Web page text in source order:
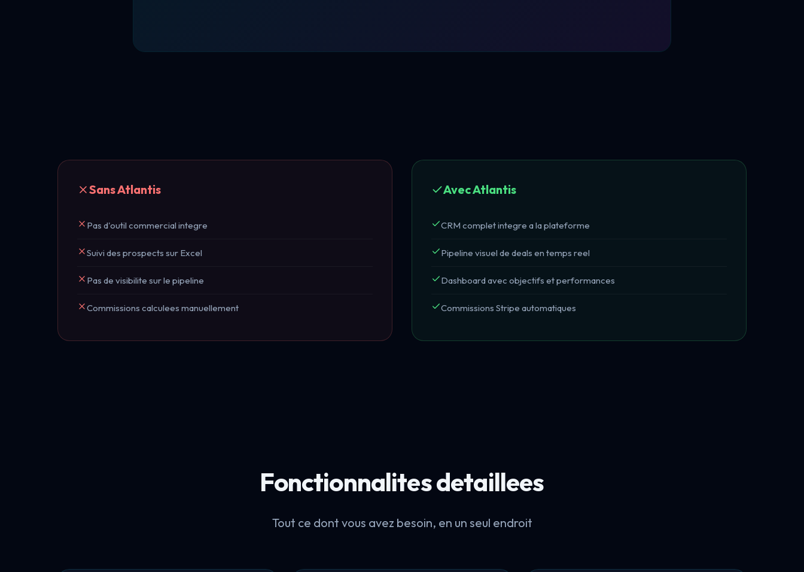
Sans Atlantis
Pas d'outil commercial integre
Suivi des prospects sur Excel
Pas de visibilite sur le pipeline
Commissions calculees manuellement
Avec Atlantis
CRM complet integre a la plateforme
Pipeline visuel de deals en temps reel
Dashboard avec objectifs et performances
Commissions Stripe automatiques
Fonctionnalites detaillees
Tout ce dont vous avez besoin, en un seul endroit